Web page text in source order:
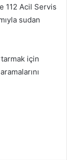
112 Acil Servis
sudan
için